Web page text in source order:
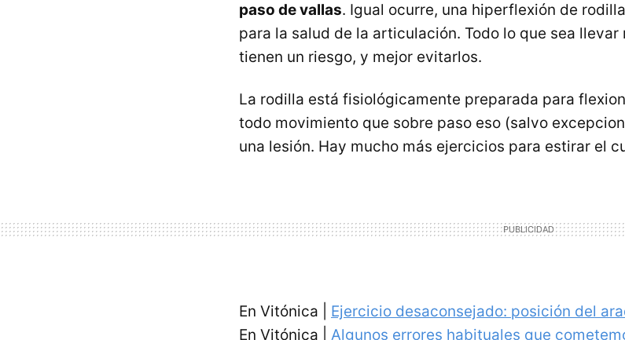
paso de vallas. Igual ocurre, una hiperflexión de
para la salud de la articulación. Todo lo que sea
tienen un riesgo, y mejor evitarlos.
La rodilla está fisiológicamente preparada para
todo movimiento que sobre paso eso (salvo
una lesión. Hay mucho más ejercicios para estirar el
En Vitónica | Ejercicio desaconsejado: posición del
En Vitónica | Algunos errores habituales que